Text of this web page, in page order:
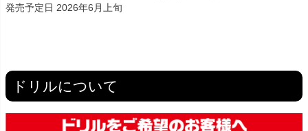
発売予定日 2026年6月上旬
ドリルについて